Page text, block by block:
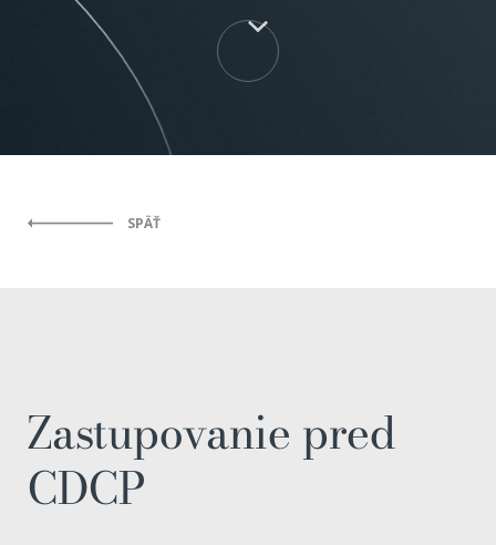
SPÄŤ
Zastupovanie pred
CDCP